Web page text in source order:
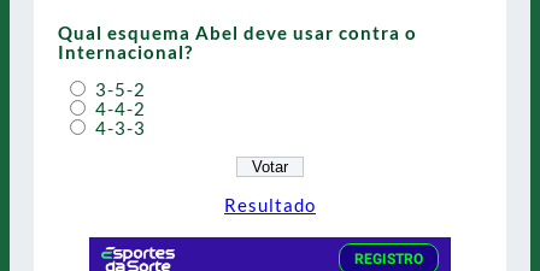
Qual esquema Abel deve usar contra o
Internacional?
3-5-2
4-4-2
4-3-3
Resultado